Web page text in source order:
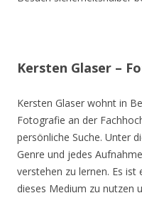
Kersten Glaser –
Kersten Glaser wohnt in
Fotografie an der
persönliche Suche. Unter
Genre und jedes
verstehen zu lernen. Es ist
dieses Medium zu nutzen